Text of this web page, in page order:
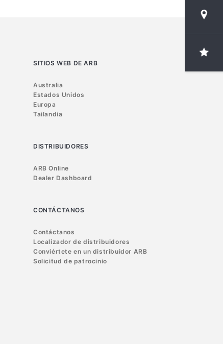
SITIOS WEB DE ARB
Australia
Estados Unidos
Europa
Tailandia
DISTRIBUIDORES
ARB Online
Dealer Dashboard
CONTÁCTANOS
Contáctanos
Localizador de distribuidores
Conviértete en un distribuidor ARB
Solicitud de patrocinio